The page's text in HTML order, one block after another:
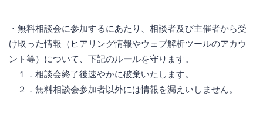
・無料相談会に参加するにあたり、相談者及び主催者から受
け取った情報（ヒアリング情報やウェブ解析ツールのアカウ
ント等）について、下記のルールを守ります。
１．相談会終了後速やかに破棄いたします。
２．無料相談会参加者以外には情報を漏えいしません。